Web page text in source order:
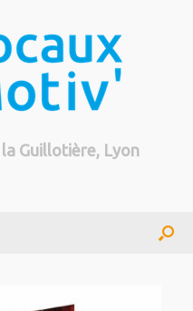
Guillotière, Lyon